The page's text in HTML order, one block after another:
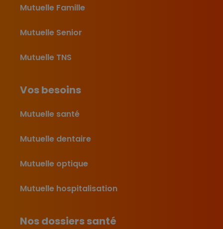
Mutuelle Famille
Mutuelle Senior
Mutuelle TNS
Vos besoins
Mutuelle santé
Mutuelle dentaire
Mutuelle optique
Mutuelle hospitalisation
Nos dossiers santé